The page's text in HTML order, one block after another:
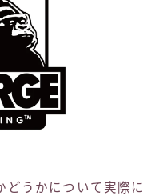
どうかについて実際に